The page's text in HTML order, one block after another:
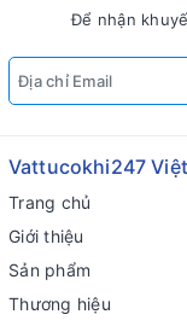
Để nhận
Vattucokhi247
Trang chủ
Giới thiệu
Sản phẩm
Thương hiệu